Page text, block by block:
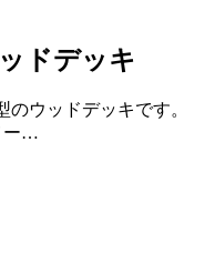
ドデッキ
ウッドデッキです。
ー…